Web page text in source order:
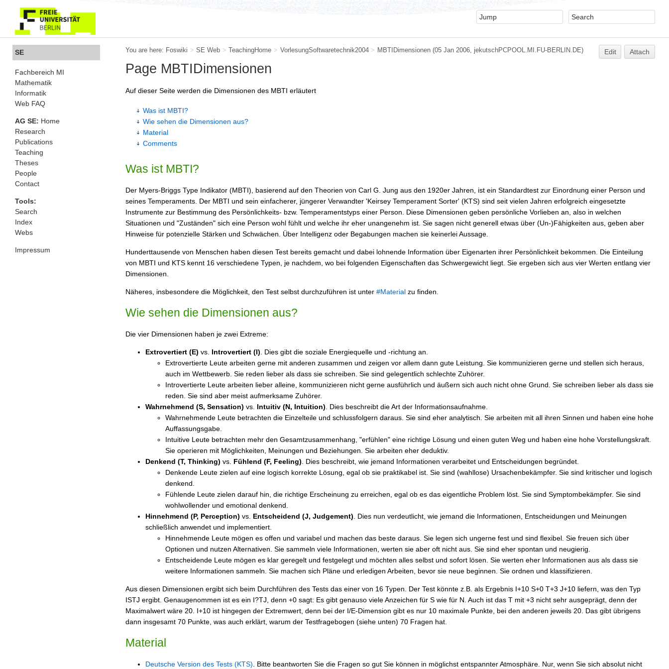
You are here: Foswiki > SE Web > TeachingHome > VorlesungSoftwaretechnik2004 > MBTIDimensionen (05 Jan 2006, jekutschPCPOOL.MI.FU-BERLIN.DE) Edit Attach
Page MBTIDimensionen
Auf dieser Seite werden die Dimensionen des MBTI erläutert
Was ist MBTI?
Wie sehen die Dimensionen aus?
Material
Comments
Was ist MBTI?
Der Myers-Briggs Type Indikator (MBTI), basierend auf den Theorien von Carl G. Jung aus den 1920er Jahren, ist ein Standardtest zur Einordnung einer Person und
seines Temperaments. Der MBTI und sein einfacherer, jüngerer Verwandter 'Keirsey Temperament Sorter' (KTS) sind seit vielen Jahren erfolgreich eingesetzte
Instrumente zur Bestimmung des Persönlichkeits- bzw. Temperamentstyps einer Person. Diese Dimensionen geben persönliche Vorlieben an, also in welchen
Situationen und "Zuständen" sich eine Person wohl fühlt und welche ihr eher unangenehm ist. Sie sagen nicht generell etwas über (Un-)Fähigkeiten aus, geben aber
Hinweise für potenzielle Stärken und Schwächen. Über Intelligenz oder Begabungen machen sie keinerlei Aussage.
Hunderttausende von Menschen haben diesen Test bereits gemacht und dabei lohnende Information über Eigenarten ihrer Persönlichkeit bekommen. Die Einteilung
von MBTI und KTS kennt 16 verschiedene Typen, je nachdem, wo bei folgenden Eigenschaften das Schwergewicht liegt. Sie ergeben sich aus vier Werten entlang vier
Dimensionen.
Näheres, insbesondere die Möglichkeit, den Test selbst durchzuführen ist unter #Material zu finden.
Wie sehen die Dimensionen aus?
Die vier Dimensionen haben je zwei Extreme:
Extrovertiert (E) vs. Introvertiert (I) . Dies gibt die soziale Energiequelle und -richtung an.
Extrovertierte Leute arbeiten gerne mit anderen zusammen und zeigen vor allem dann gute Leistung. Sie kommunizieren gerne und stellen sich heraus,
auch im Wettbewerb. Sie reden lieber als dass sie schreiben. Sie sind gelegentlich schlechte Zuhörer.
Introvertierte Leute arbeiten lieber alleine, kommunizieren nicht gerne ausführlich und äußern sich auch nicht ohne Grund. Sie schreiben lieber als dass sie
reden. Sie sind aber meist aufmerksame Zuhörer.
Wahrnehmend (S, Sensation) vs. Intuitiv (N, Intuition) . Dies beschreibt die Art der Informationsaufnahme.
Wahrnehmende Leute betrachten die Einzelteile und schlussfolgern daraus. Sie sind eher analytisch. Sie arbeiten mit all ihren Sinnen und haben eine hohe
Auffassungsgabe.
Intuitive Leute betrachten mehr den Gesamtzusammenhang, "erfühlen" eine richtige Lösung und einen guten Weg und haben eine hohe Vorstellungskraft.
Sie operieren mit Möglichkeiten, Meinungen und Beziehungen. Sie arbeiten eher deduktiv.
Denkend (T, Thinking) vs. Fühlend (F, Feeling) . Dies beschreibt, wie jemand Informationen verarbeitet und Entscheidungen begründet.
Denkende Leute zielen auf eine logisch korrekte Lösung, egal ob sie praktikabel ist. Sie sind (wahllose) Ursachenbekämpfer. Sie sind kritischer und logisch
denkend.
Fühlende Leute zielen darauf hin, die richtige Erscheinung zu erreichen, egal ob es das eigentliche Problem löst. Sie sind Symptombekämpfer. Sie sind
wohlwollender und emotional denkend.
Hinnehmend (P, Perception) vs. Entscheidend (J, Judgement) . Dies nun verdeutlicht, wie jemand die Informationen, Entscheidungen und Meinungen
schließlich anwendet und implementiert.
Hinnehmende Leute mögen es offen und variabel und machen das beste daraus. Sie legen sich ungerne fest und sind flexibel. Sie freuen sich über
Optionen und nutzen Alternativen. Sie sammeln viele Informationen, werten sie aber oft nicht aus. Sie sind eher spontan und neugierig.
Entscheidende Leute mögen es klar geregelt und festgelegt und möchten alles selbst und sofort lösen. Sie werten eher Informationen aus als dass sie
weitere Informationen sammeln. Sie machen sich Pläne und erledigen Arbeiten, bevor sie neue beginnen. Sie ordnen und klassifizieren.
Aus diesen Dimensionen ergibt sich beim Durchführen des Tests das einer von 16 Typen. Der Test könnte z.B. als Ergebnis I+10 S+0 T+3 J+10 liefern, was den Typ
ISTJ ergibt. Genaugenommen ist es ein I?TJ, denn +0 sagt: Es gibt genauso viele Anzeichen für S wie für N. Auch ist das T mit +3 nicht sehr ausgeprägt, denn der
Maximalwert wäre 20. I+10 ist hingegen der Extremwert, denn bei der I/E-Dimension gibt es nur 10 maximale Punkte, bei den anderen jeweils 20. Das gibt übrigens
dann insgesamt 70 Punkte, was auch erklärt, warum der Testfragebogen (siehe unten) 70 Fragen hat.
Material
Deutsche Version des Tests (KTS). Bitte beantworten Sie die Fragen so gut Sie können in möglichst entspannter Atmosphäre. Nur, wenn Sie sich absolut nicht
SE
Fachbereich MI
Mathematik
Informatik
Web FAQ
AG SE: Home
Research
Publications
Teaching
Theses
People
Contact
Tools:
Search
Index
Webs
Impressum